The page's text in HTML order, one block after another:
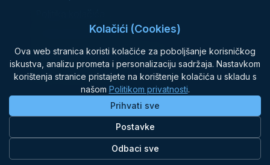
Kolačići (Cookies)
Ova web stranica koristi kolačiće za poboljšanje korisničkog
iskustva, analizu prometa i personalizaciju sadržaja. Nastavkom
korištenja stranice pristajete na korištenje kolačića u skladu s
našom Politikom privatnosti.
Prihvati sve
Postavke
Odbaci sve
Podnošenje prigovora
Najčešće postavljana pitanja
Opći uvjeti prijevoza